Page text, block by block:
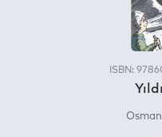
ISBN: